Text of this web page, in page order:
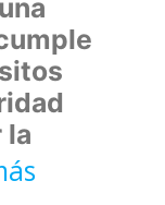
la
: